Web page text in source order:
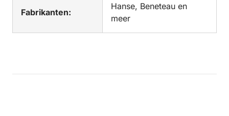
Fabrikanten:
Hanse, Beneteau en
meer